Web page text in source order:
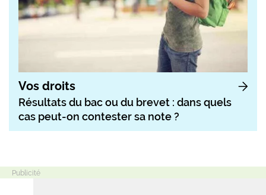
Vos droits
Résultats du bac ou du brevet : dans quels
cas peut-on contester sa note ?